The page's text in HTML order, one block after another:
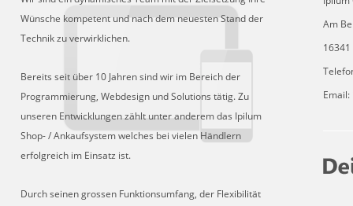
Wünsche kompetent und nach dem neuesten Stand der
Technik zu verwirklichen.
Bereits seit über 10 Jahren sind wir im Bereich der
Programmierung, Webdesign und Solutions tätig. Zu
unseren Entwicklungen zählt unter anderem das Ipilum
Shop- / Ankaufsystem welches bei vielen Händlern
erfolgreich im Einsatz ist.
Durch seinen grossen Funktionsumfang, der Flexibilität
Am